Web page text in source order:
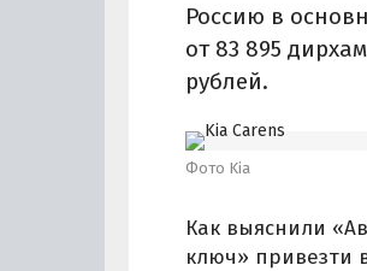
Россию в
от 83 895
рублей.
Фото Kia
Как выяснили
ключ» привезти